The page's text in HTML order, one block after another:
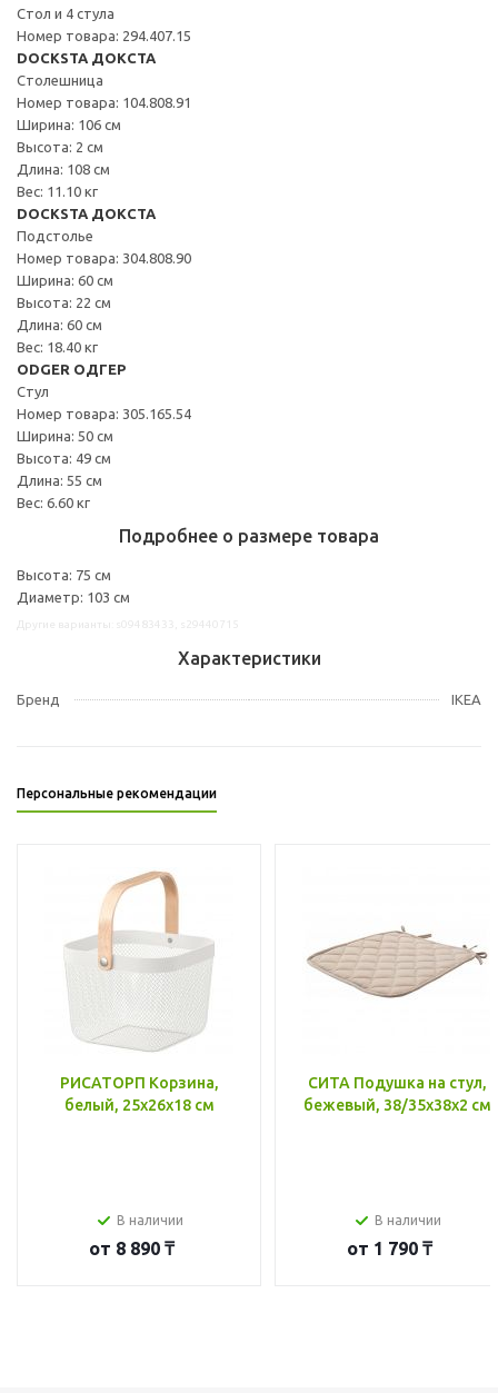
Стол и 4 стула
Номер товара: 294.407.15
DOCKSTA ДОКСТА
Столешница
Номер товара: 104.808.91
Ширина: 106 см
Высота: 2 см
Длина: 108 см
Вес: 11.10 кг
DOCKSTA ДОКСТА
Подстолье
Номер товара: 304.808.90
Ширина: 60 см
Высота: 22 см
Длина: 60 см
Вес: 18.40 кг
ODGER ОДГЕР
Стул
Номер товара: 305.165.54
Ширина: 50 см
Высота: 49 см
Длина: 55 см
Вес: 6.60 кг
Подробнее о размере товара
Высота: 75 см
Диаметр: 103 см
Характеристики
Бренд IKEA
Персональные рекомендации
РИСАТОРП Корзина,
белый, 25x26x18 см
В наличии
от 8 890 ₸
СИТА Подушка на стул,
бежевый, 38/35x38x2 см
В наличии
от 1 790 ₸